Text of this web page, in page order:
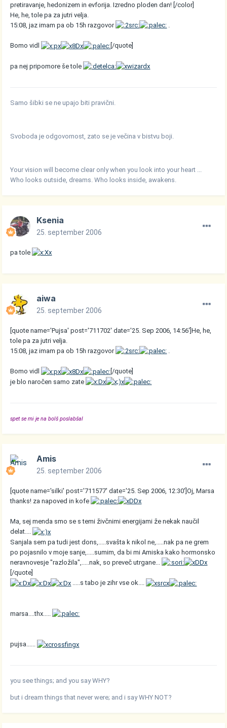
pretiravanje, hedonizem in evforija. Izredno ploden dan! [/color]
He, he, tole pa za jutri velja.
15:08, jaz imam pa ob 15h razgovor
Bomo vidl [/quote]
pa nej pripomore še tole
Samo šibki se ne upajo biti pravični.
Svoboda je odgovornost, zato se je večina v bistvu boji.
Your vision will become clear only when you look into your heart ...
Who looks outside, dreams. Who looks inside, awakens.
Ksenia
25. september 2006
pa tole
aiwa
25. september 2006
[quote name='Pujsa' post='711702' date='25. Sep 2006, 14:56']He, he,
tole pa za jutri velja.
15:08, jaz imam pa ob 15h razgovor
Bomo vidl
[/quote]
je blo naročen samo zate
spet se mi je na bolš poslabšal
Amis
25. september 2006
[quote name='silki' post='711577' date='25. Sep 2006, 12:30']Oj, Marsa
thanks! za napoved in kofe
Ma, sej menda smo se s temi živčnimi energijami že nekak naučil
delat....
Sanjala sem pa tudi jest dons,.....svašta k nikol ne,.....nak pa ne grem
po pojasnilo v moje sanje,.....sumim, da bi mi Amiska kako hormonsko
neravnovesje "razložila",.....nak, so preveč utrgane...
[/quote]
.....s tabo je zihr vse ok....
marsa....thx.....
pujsa......
you see things; and you say WHY?
but i dream things that never were; and i say WHY NOT?